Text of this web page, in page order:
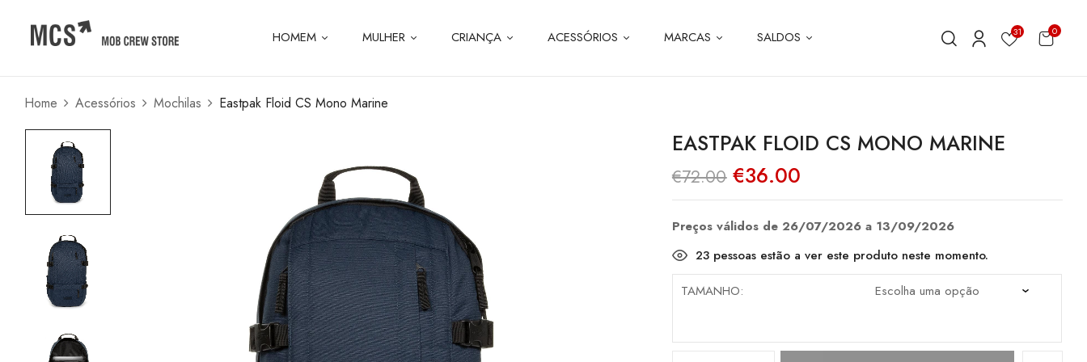
HOMEM MULHER CRIANÇA ACESSÓRIOS MARCAS SALDOS 31 0
Home Acessórios Mochilas Eastpak Floid CS Mono Marine
EASTPAK FLOID CS MONO MARINE
€72.00 O
preço
original
€72.00.
€36.00
atual
€36.00.
Preços válidos de 26/07/2026 a 13/09/2026
23 pessoas estão a ver este produto neste momento.
TAMANHO